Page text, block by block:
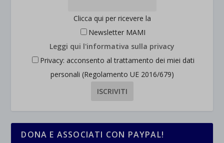
Clicca qui per ricevere la
Newsletter MAMI
Leggi qui l'informativa sulla privacy
Privacy: acconsento al trattamento dei miei dati
personali (Regolamento UE 2016/679)
DONA E ASSOCIATI CON PAYPAL!